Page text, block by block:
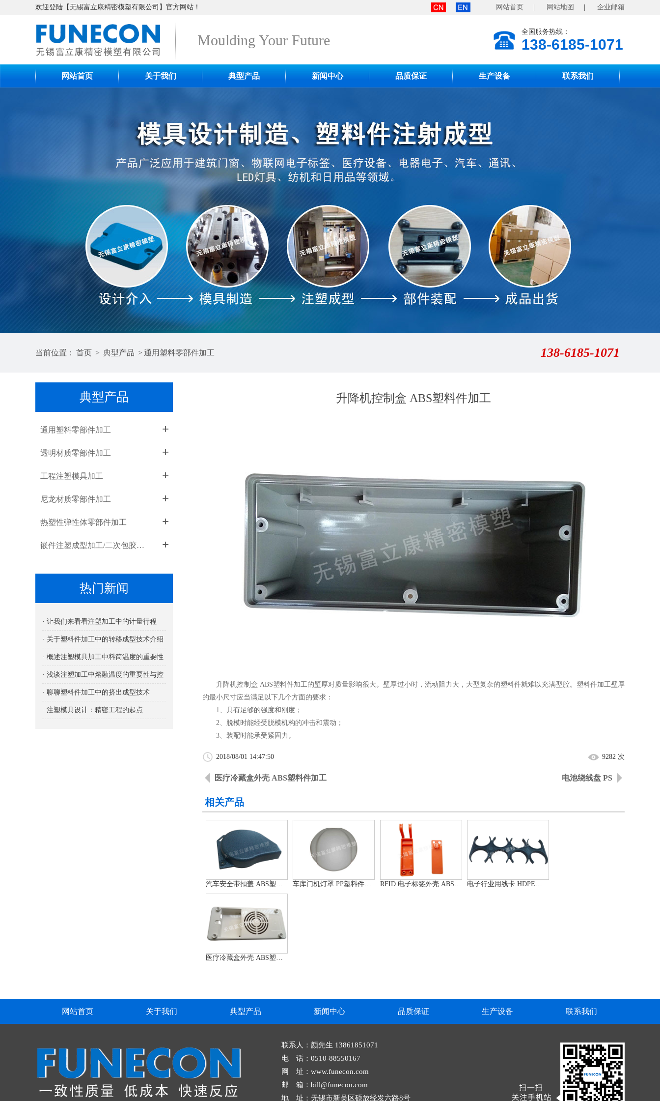
欢迎登陆【无锡富立康精密模塑有限公司】官方网站！ 网站首页 网站地图 企业邮箱
Moulding Your Future
全国服务热线：
138-6185-1071
网站首页 关于我们 典型产品 新闻中心 品质保证 生产设备 联系我们
138-6185-1071
当前位置： 首页 > 典型产品 > 通用塑料零部件加工
典型产品
通用塑料零部件加工 +
透明材质零部件加工 +
工程注塑模具加工 +
尼龙材质零部件加工 +
热塑性弹性体零部件加工 +
嵌件注塑成型加工/二次包胶成型加工 +
热门新闻
· 让我们来看看注塑加工中的计量行程
· 关于塑料件加工中的转移成型技术介绍
· 概述注塑模具加工中料筒温度的重要性
与控制
· 浅谈注塑加工中熔融温度的重要性与控
制
· 聊聊塑料件加工中的挤出成型技术
· 注塑模具设计：精密工程的起点
升降机控制盒 ABS塑料件加工
升降机控制盒 ABS塑料件加工的壁厚对质量影响很大。壁厚过小时，流动阻力大，大型复杂的塑料件就难以充满型腔。塑料件加工壁厚
的最小尺寸应当满足以下几个方面的要求：
1、具有足够的强度和刚度；
2、脱模时能经受脱模机构的冲击和震动；
3、装配时能承受紧固力。
2018/08/01 14:47:50 9282 次
医疗冷藏盒外壳 ABS塑料件加工 电池绕线盘 PS
相关产品
汽车安全带扣盖 ABS塑料件加工 车库门机灯罩 PP塑料件加工 RFID 电子标签外壳 ABS塑料件加工 电子行业用线卡 HDPE塑料件加工
医疗冷藏盒外壳 ABS塑料件加工
网站首页 关于我们 典型产品 新闻中心 品质保证 生产设备 联系我们
联系人：颜先生 13861851071
电 话：0510-88550167
网 址：www.funecon.com
邮 箱：bill@funecon.com
地 址：无锡市新吴区硕放经发六路8号